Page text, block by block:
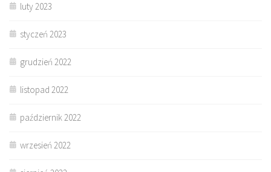
luty 2023
styczeń 2023
grudzień 2022
listopad 2022
październik 2022
wrzesień 2022